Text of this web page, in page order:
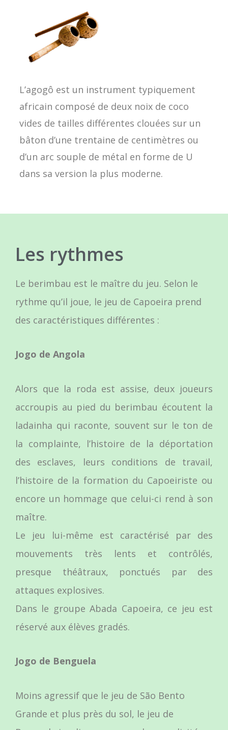
L’agogô est un instrument typiquement
africain composé de deux noix de coco
vides de tailles différentes clouées sur un
bâton d’une trentaine de centimètres ou
d’un arc souple de métal en forme de U
dans sa version la plus moderne.
Les rythmes
Le berimbau est le maître du jeu. Selon le
rythme qu’il joue, le jeu de Capoeira prend
des caractéristiques différentes :
Jogo de Angola
Alors que la roda est assise, deux joueurs
accroupis au pied du berimbau écoutent la
ladainha qui raconte, souvent sur le ton de
la complainte, l’histoire de la déportation
des esclaves, leurs conditions de travail,
l’histoire de la formation du Capoeiriste ou
encore un hommage que celui-ci rend à son
maître.
Le jeu lui-même est caractérisé par des
mouvements très lents et contrôlés,
presque théâtraux, ponctués par des
attaques explosives.
Dans le groupe Abada Capoeira, ce jeu est
réservé aux élèves gradés.
Jogo de Benguela
Moins agressif que le jeu de São Bento
Grande et plus près du sol, le jeu de